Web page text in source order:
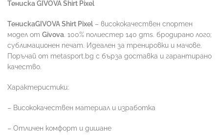
Тениска GIVOVA Shirt Pixel
ТенискаGIVOVA Shirt Pixel – висококачествен спортен
модел от Givova. 100% полиестер 140 gms. бродирано лого;
сублимационен печат. Идеален за тренировки и мачове.
Поръчай от metasport.bg с бърза доставка и гарантирано
качество.
Характеристики:
– Висококачествен материал и изработка
– Отличен комфорт и дишане